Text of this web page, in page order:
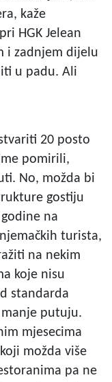
kaže
HGK Jelean
i zadnjem dijelu
u padu. Ali
20 posto
pomirili,
No, možda bi
gostiju
na
turista,
na nekim
koje nisu
standarda
putuju.
mjesecima
možda više
pa ne